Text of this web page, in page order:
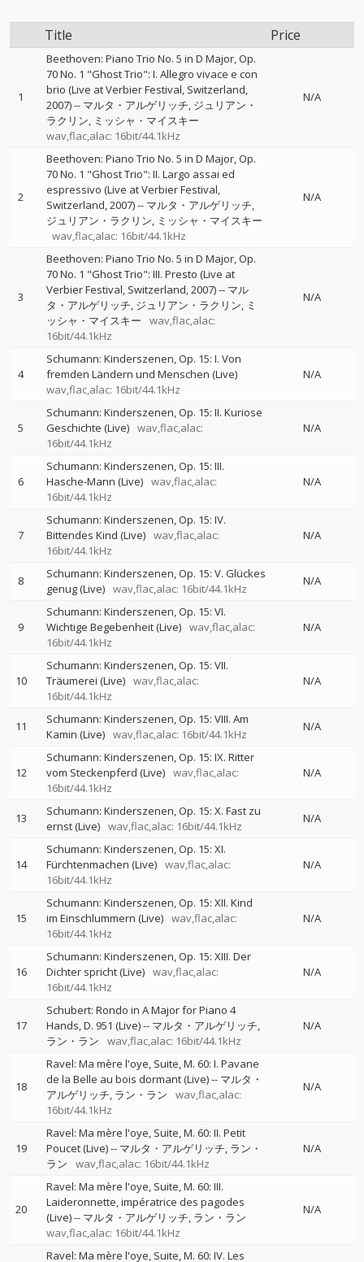
Title Price
1
Beethoven: Piano Trio No. 5 in D Major, Op.
70 No. 1 "Ghost Trio": I. Allegro vivace e con
brio (Live at Verbier Festival, Switzerland,
2007)-- マルタ・アルゲリッチ ジュリアン・
ラクリン ミッシャ・マイスキー
wav,flac,alac: 16bit/44.1kHz
N/A
2
Beethoven: Piano Trio No. 5 in D Major, Op.
70 No. 1 "Ghost Trio": II. Largo assai ed
espressivo (Live at Verbier Festival,
Switzerland, 2007)-- マルタ・アルゲリッチ
ジュリアン・ラクリン ミッシャ・マイスキー
wav,flac,alac: 16bit/44.1kHz
N/A
3
Beethoven: Piano Trio No. 5 in D Major, Op.
70 No. 1 "Ghost Trio": III. Presto (Live at
Verbier Festival, Switzerland, 2007)-- マル
タ・アルゲリッチ ジュリアン・ラクリン ミ
ッシャ・マイスキー
wav,flac,alac:
16bit/44.1kHz
N/A
4
Schumann: Kinderszenen, Op. 15: I. Von
fremden Ländern und Menschen (Live)
wav,flac,alac: 16bit/44.1kHz
N/A
5
Schumann: Kinderszenen, Op. 15: II. Kuriose
Geschichte (Live) wav,flac,alac:
16bit/44.1kHz
N/A
6
Schumann: Kinderszenen, Op. 15: III.
Hasche-Mann (Live) wav,flac,alac:
16bit/44.1kHz
N/A
7
Schumann: Kinderszenen, Op. 15: IV.
Bittendes Kind (Live) wav,flac,alac:
16bit/44.1kHz
N/A
8
Schumann: Kinderszenen, Op. 15: V. Glückes
genug (Live) wav,flac,alac: 16bit/44.1kHz
N/A
9
Schumann: Kinderszenen, Op. 15: VI.
Wichtige Begebenheit (Live) wav,flac,alac:
16bit/44.1kHz
N/A
10
Schumann: Kinderszenen, Op. 15: VII.
Träumerei (Live) wav,flac,alac:
16bit/44.1kHz
N/A
11
Schumann: Kinderszenen, Op. 15: VIII. Am
Kamin (Live) wav,flac,alac: 16bit/44.1kHz
N/A
12
Schumann: Kinderszenen, Op. 15: IX. Ritter
vom Steckenpferd (Live) wav,flac,alac:
16bit/44.1kHz
N/A
13
Schumann: Kinderszenen, Op. 15: X. Fast zu
ernst (Live) wav,flac,alac: 16bit/44.1kHz
N/A
14
Schumann: Kinderszenen, Op. 15: XI.
Fürchtenmachen (Live) wav,flac,alac:
16bit/44.1kHz
N/A
15
Schumann: Kinderszenen, Op. 15: XII. Kind
im Einschlummern (Live) wav,flac,alac:
16bit/44.1kHz
N/A
16
Schumann: Kinderszenen, Op. 15: XIII. Der
Dichter spricht (Live) wav,flac,alac:
16bit/44.1kHz
N/A
17
Schubert: Rondo in A Major for Piano 4
Hands, D. 951 (Live)-- マルタ・アルゲリッチ
ラン・ラン
wav,flac,alac: 16bit/44.1kHz
N/A
18
Ravel: Ma mère l'oye, Suite, M. 60: I. Pavane
de la Belle au bois dormant (Live)-- マルタ・
アルゲリッチ ラン・ラン
wav,flac,alac:
16bit/44.1kHz
N/A
19
Ravel: Ma mère l'oye, Suite, M. 60: II. Petit
Poucet (Live)-- マルタ・アルゲリッチ ラン・
ラン
wav,flac,alac: 16bit/44.1kHz
N/A
20
Ravel: Ma mère l'oye, Suite, M. 60: III.
Laideronnette, impératrice des pagodes
(Live)-- マルタ・アルゲリッチ ラン・ラン
wav,flac,alac: 16bit/44.1kHz
N/A
Ravel: Ma mère l'oye, Suite, M. 60: IV. Les